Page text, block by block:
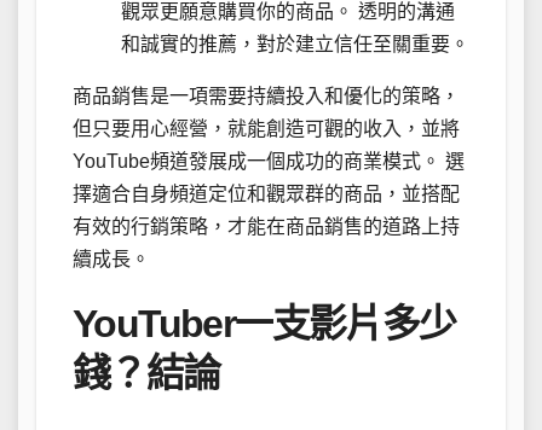
觀眾更願意購買你的商品。 透明的溝通
和誠實的推薦，對於建立信任至關重要。
商品銷售是一項需要持續投入和優化的策略，
但只要用心經營，就能創造可觀的收入，並將
YouTube頻道發展成一個成功的商業模式。 選
擇適合自身頻道定位和觀眾群的商品，並搭配
有效的行銷策略，才能在商品銷售的道路上持
續成長。
YouTuber一支影片多少
錢？結論